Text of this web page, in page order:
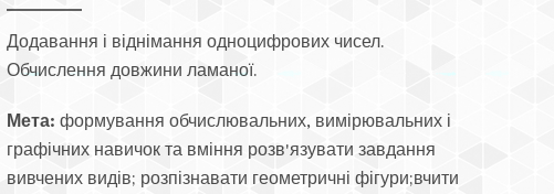
Додавання і віднімання одноцифрових чисел.
Обчислення довжини ламаної.
Мета: формування обчислювальних, вимірювальних і
графічних навичок та вміння розв'язувати завдання
вивчених видів; розпізнавати геометричні фігури;вчити